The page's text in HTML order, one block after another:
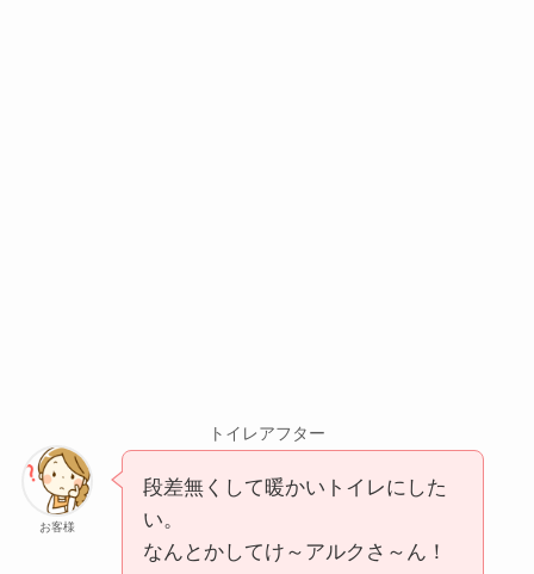
トイレアフター
お客様
段差無くして暖かいトイレにした
い。
なんとかしてけ～アルクさ～ん！